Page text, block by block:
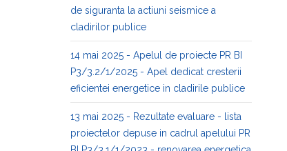
de siguranta la actiuni seismice a
cladirilor publice
14 mai 2025 - Apelul de proiecte PR BI
P3/3.2/1/2025 - Apel dedicat cresterii
eficientei energetice in cladirile publice
13 mai 2025 - Rezultate evaluare - lista
proiectelor depuse in cadrul apelului PR